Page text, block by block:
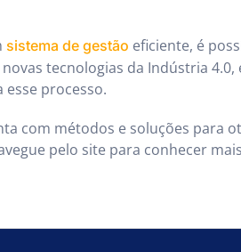
sistema de gestão eficiente, é
tecnologias da Indústria
esse processo.
com métodos e soluções para
pelo site para conhecer